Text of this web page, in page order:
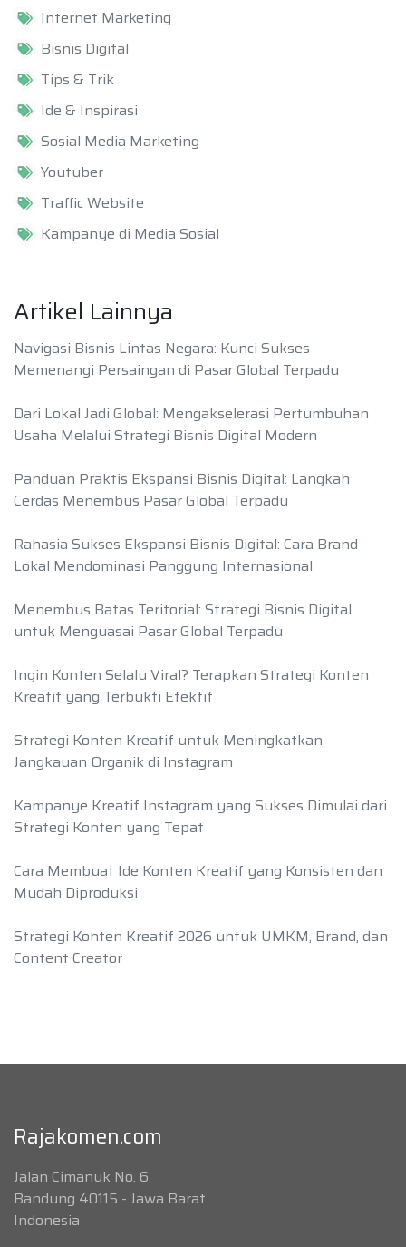
Internet Marketing
Bisnis Digital
Tips & Trik
Ide & Inspirasi
Sosial Media Marketing
Youtuber
Traffic Website
Kampanye di Media Sosial
Artikel Lainnya
Navigasi Bisnis Lintas Negara: Kunci Sukses
Memenangi Persaingan di Pasar Global Terpadu
Dari Lokal Jadi Global: Mengakselerasi Pertumbuhan
Usaha Melalui Strategi Bisnis Digital Modern
Panduan Praktis Ekspansi Bisnis Digital: Langkah
Cerdas Menembus Pasar Global Terpadu
Rahasia Sukses Ekspansi Bisnis Digital: Cara Brand
Lokal Mendominasi Panggung Internasional
Menembus Batas Teritorial: Strategi Bisnis Digital
untuk Menguasai Pasar Global Terpadu
Ingin Konten Selalu Viral? Terapkan Strategi Konten
Kreatif yang Terbukti Efektif
Strategi Konten Kreatif untuk Meningkatkan
Jangkauan Organik di Instagram
Kampanye Kreatif Instagram yang Sukses Dimulai dari
Strategi Konten yang Tepat
Cara Membuat Ide Konten Kreatif yang Konsisten dan
Mudah Diproduksi
Strategi Konten Kreatif 2026 untuk UMKM, Brand, dan
Content Creator
Rajakomen.com
Jalan Cimanuk No. 6
Bandung 40115 - Jawa Barat
Indonesia